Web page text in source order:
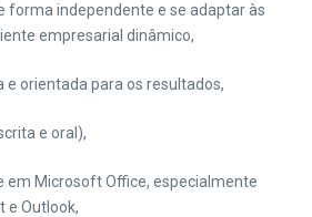
forma independente e se adaptar às
empresarial dinâmico,
orientada para os resultados,
e oral),
Microsoft Office, especialmente
e Outlook,